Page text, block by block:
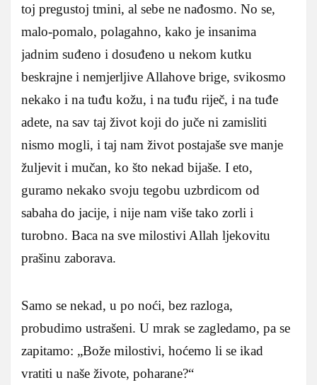
toj pregustoj tmini, al sebe ne nađosmo. No se,
malo-pomalo, polagahno, kako je insanima
jadnim suđeno i dosuđeno u nekom kutku
beskrajne i nemjerljive Allahove brige, svikosmo
nekako i na tuđu kožu, i na tuđu riječ, i na tuđe
adete, na sav taj život koji do juče ni zamisliti
nismo mogli, i taj nam život postajaše sve manje
žuljevit i mučan, ko što nekad bijaše. I eto,
guramo nekako svoju tegobu uzbrdicom od
sabaha do jacije, i nije nam više tako zorli i
turobno. Baca na sve milostivi Allah ljekovitu
prašinu zaborava.
Samo se nekad, u po noći, bez razloga,
probudimo ustrašeni. U mrak se zagledamo, pa se
zapitamo: „Bože milostivi, hoćemo li se ikad
vratiti u naše živote, poharane?“